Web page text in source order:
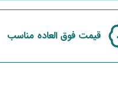
قیمت فوق العاده مناسب